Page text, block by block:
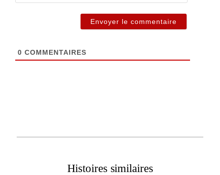
0 COMMENTAIRES
Histoires similaires